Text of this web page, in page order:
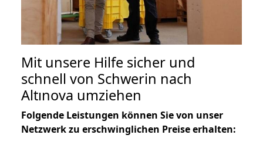
Mit unsere Hilfe sicher und
schnell von Schwerin nach
Altınova umziehen
Folgende Leistungen können Sie von unser
Netzwerk zu erschwinglichen Preise erhalten: